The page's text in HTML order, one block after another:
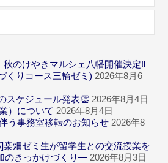
秋のけやきマルシェ八幡開催決定‼
くりコース三輪ゼミ) 2026年8月6
スケジュール発表👏 2026年8月4日
）について 2026年8月4日
う事務室移転のお知らせ 2026年8
桒畑ゼミ生が留学生との交流授業を
のきっかけづくり― 2026年8月3日